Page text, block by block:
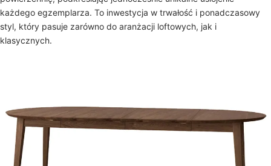
każdego egzemplarza. To inwestycja w trwałość i ponadczasowy
styl, który pasuje zarówno do aranżacji loftowych, jak i
klasycznych.